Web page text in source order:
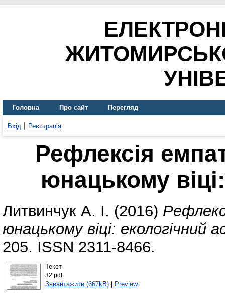
Головна Про сайт Перегляд
Вхід Реєстрація
Рефлексія
юнацькому
Литвинчук А. І. (2016)
юнацькому віці: екологічний
205. ISSN 2311-8466.
Текст
32.pdf
Завантажити (667kB)| Preview